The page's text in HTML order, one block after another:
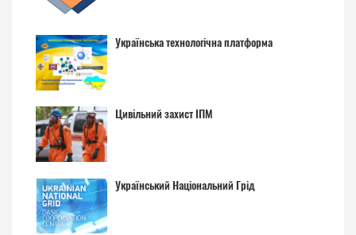
Українська технологічна платформа
Цивільний захист ІПМ
Український Національний Грід